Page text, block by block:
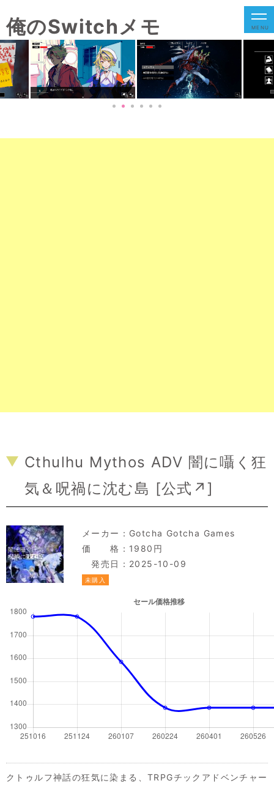
俺のSwitchメモ MENU
Cthulhu Mythos ADV 闇に囁く狂
気＆呪禍に沈む島 [公式↗]
メーカー： Gotcha Gotcha Games
価 格：1980円
発売日：2025-10-09
未購入
クトゥルフ神話の狂気に染まる、TRPGチックアドベンチャー